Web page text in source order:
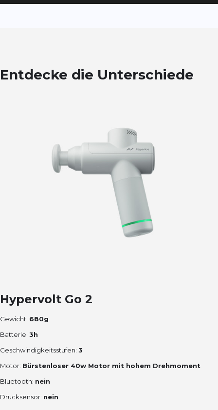
Entdecke die Unterschiede
Hypervolt Go 2
Gewicht: 680g
Batterie: 3h
Geschwindigkeitsstufen: 3
Motor: Bürstenloser 40w Motor mit hohem Drehmoment
Bluetooth: nein
Drucksensor: nein